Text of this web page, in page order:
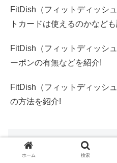
FitDish（フィットディッシ
トカードは使えるのかなど
FitDish（フィットディッシ
ーポンの有無などを紹介!
FitDish（フィットディッシ
の方法を紹介!
アーカイブ
ホーム 検索